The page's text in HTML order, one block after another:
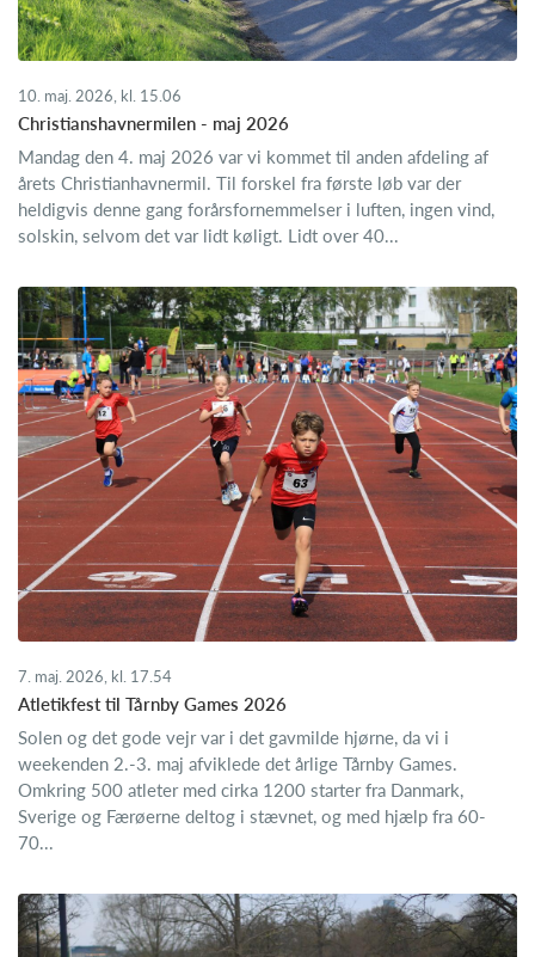
10. maj. 2026, kl. 15.06
Christianshavnermilen - maj 2026
Mandag den 4. maj 2026 var vi kommet til anden afdeling af
årets Christianhavnermil. Til forskel fra første løb var der
heldigvis denne gang forårsfornemmelser i luften, ingen vind,
solskin, selvom det var lidt køligt. Lidt over 40...
7. maj. 2026, kl. 17.54
Atletikfest til Tårnby Games 2026
Solen og det gode vejr var i det gavmilde hjørne, da vi i
weekenden 2.-3. maj afviklede det årlige Tårnby Games.
Omkring 500 atleter med cirka 1200 starter fra Danmark,
Sverige og Færøerne deltog i stævnet, og med hjælp fra 60-
70...